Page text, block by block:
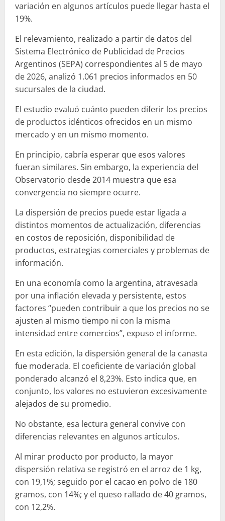
variación en algunos artículos puede llegar hasta el
19%.
El relevamiento, realizado a partir de datos del
Sistema Electrónico de Publicidad de Precios
Argentinos (SEPA) correspondientes al 5 de mayo
de 2026, analizó 1.061 precios informados en 50
sucursales de la ciudad.
El estudio evaluó cuánto pueden diferir los precios
de productos idénticos ofrecidos en un mismo
mercado y en un mismo momento.
En principio, cabría esperar que esos valores
fueran similares. Sin embargo, la experiencia del
Observatorio desde 2014 muestra que esa
convergencia no siempre ocurre.
La dispersión de precios puede estar ligada a
distintos momentos de actualización, diferencias
en costos de reposición, disponibilidad de
productos, estrategias comerciales y problemas de
información.
En una economía como la argentina, atravesada
por una inflación elevada y persistente, estos
factores “pueden contribuir a que los precios no se
ajusten al mismo tiempo ni con la misma
intensidad entre comercios”, expuso el informe.
En esta edición, la dispersión general de la canasta
fue moderada. El coeficiente de variación global
ponderado alcanzó el 8,23%. Esto indica que, en
conjunto, los valores no estuvieron excesivamente
alejados de su promedio.
No obstante, esa lectura general convive con
diferencias relevantes en algunos artículos.
Al mirar producto por producto, la mayor
dispersión relativa se registró en el arroz de 1 kg,
con 19,1%; seguido por el cacao en polvo de 180
gramos, con 14%; y el queso rallado de 40 gramos,
con 12,2%.